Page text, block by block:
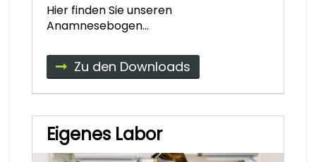
Hier finden Sie unseren
Anamnesebogen...
Zu den Downloads
Eigenes Labor